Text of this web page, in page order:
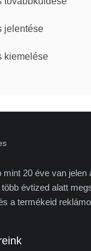
jelentése
kiemelése
mint 20 éve van jelen
több évtized alatt
a termékeid